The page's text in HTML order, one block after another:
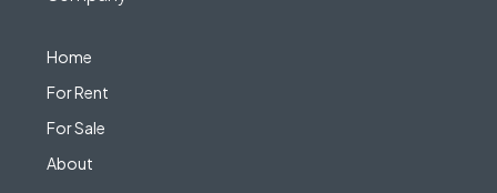
Home
For Rent
For Sale
About